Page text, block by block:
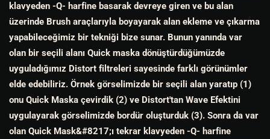
klavyeden -Q- harfine basarak devreye giren ve bu alan
üzerinde Brush araçlarıyla boyayarak alan ekleme ve çıkarma
yapabileceğimiz bir tekniği bize sunar. Bunun yanında var
olan bir seçili alanı Quick maska dönüştürdüğümüzde
uyguladığımız Distort filtreleri sayesinde farklı görünümler
elde edebiliriz. Örnek görselimizde bir seçili alan yaratıp (1)
onu Quick Maska çevirdik (2) ve Distort'tan Wave Efektini
uygulayarak görselimizde bordür oluşturduk (3). Sonra da var
olan Quick Mask&#8217;ı tekrar klavyeden -Q- harfine